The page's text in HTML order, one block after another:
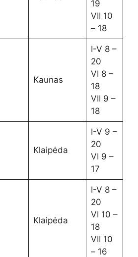
19
VII 10
– 18
Kaunas
I-V 8 –
20
VI 8 –
18
VII 9 –
18
Klaipėda
I-V 9 –
20
VI 9 –
17
Klaipėda
I-V 8 –
20
VI 10 –
18
VII 10
– 16